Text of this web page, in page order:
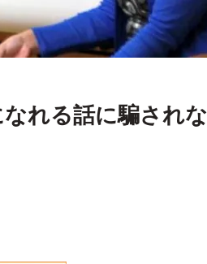
れる話に騙されな